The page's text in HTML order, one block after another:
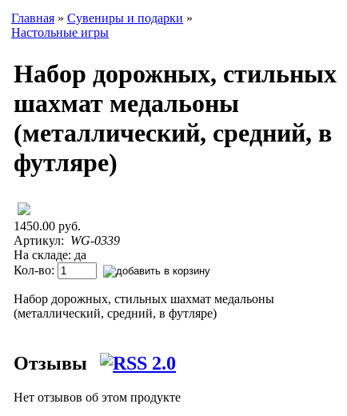
Главная » Сувениры и подарки »
Настольные игры
Набор дорожных, стильных
шахмат медальоны
(металлический, средний, в
футляре)
1450.00 руб.
Артикул: WG-0339
На складе: да
Кол-во:
Набор дорожных, стильных шахмат медальоны
(металлический, средний, в футляре)
Отзывы
Нет отзывов об этом продукте